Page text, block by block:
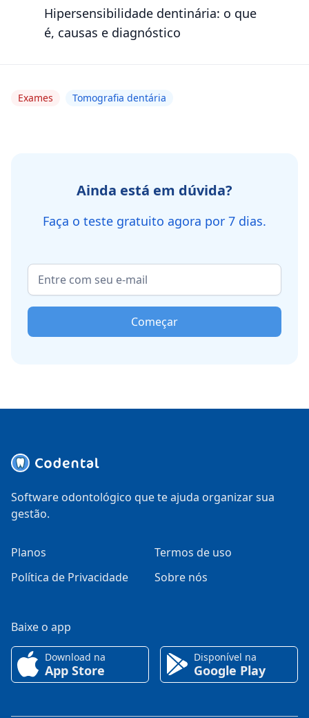
Hipersensibilidade dentinária: o que
é, causas e diagnóstico
Exames Tomografia dentária
Ainda está em dúvida?
Faça o teste gratuito agora por 7 dias.
Começar
Software odontológico que te ajuda organizar sua
gestão.
Planos
Termos de uso
Política de Privacidade
Sobre nós
Baixe o app
Download na
App Store
Disponível na
Google Play